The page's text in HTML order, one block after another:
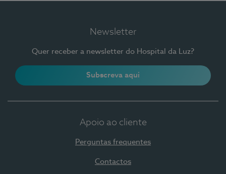
Newsletter
Quer receber a newsletter do Hospital da Luz?
Subscreva aqui
Apoio ao cliente
Perguntas frequentes
Contactos